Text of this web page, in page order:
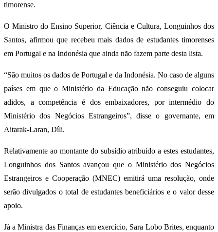
timorense.
O Ministro do Ensino Superior, Ciência e Cultura, Longuinhos dos
Santos, afirmou que recebeu mais dados de estudantes timorenses
em Portugal e na Indonésia que ainda não fazem parte desta lista.
“São muitos os dados de Portugal e da Indonésia. No caso de alguns
países em que o Ministério da Educação não conseguiu colocar
adidos, a competência é dos embaixadores, por intermédio do
Ministério dos Negócios Estrangeiros”, disse o governante, em
Aitarak-Laran, Díli.
Relativamente ao montante do subsídio atribuído a estes estudantes,
Longuinhos dos Santos avançou que o Ministério dos Negócios
Estrangeiros e Cooperação (MNEC) emitirá uma resolução, onde
serão divulgados o total de estudantes beneficiários e o valor desse
apoio.
Já a Ministra das Finanças em exercício, Sara Lobo Brites, enquanto